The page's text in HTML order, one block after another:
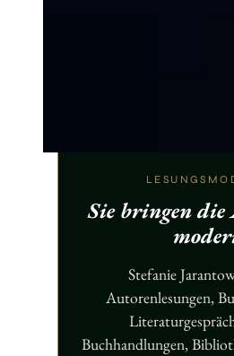
Sie bringen
Stefanie
Autorenlesungen,
Buchhandlungen,